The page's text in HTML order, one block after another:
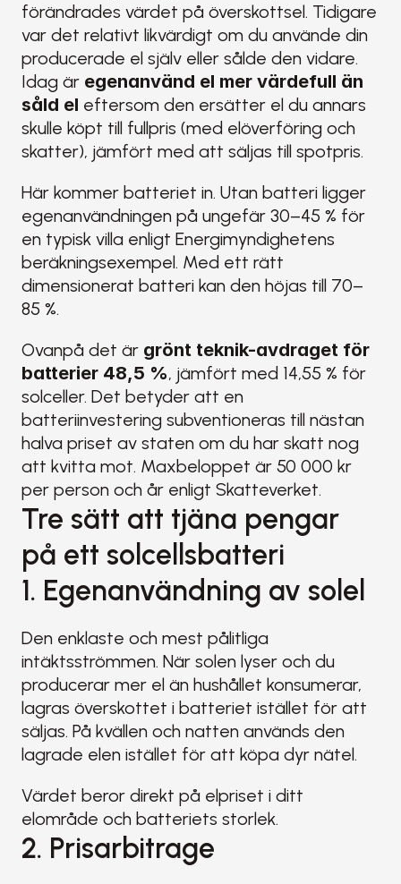
förändrades värdet på överskottsel. Tidigare
var det relativt likvärdigt om du använde din
producerade el själv eller sålde den vidare.
Idag är egenanvänd el mer värdefull än
såld el eftersom den ersätter el du annars
skulle köpt till fullpris (med elöverföring och
skatter), jämfört med att säljas till spotpris.
Här kommer batteriet in. Utan batteri ligger
egenanvändningen på ungefär 30–45 % för
en typisk villa enligt Energimyndighetens
beräkningsexempel. Med ett rätt
dimensionerat batteri kan den höjas till 70–
85 %.
Ovanpå det är grönt teknik-avdraget för
batterier 48,5 %, jämfört med 14,55 % för
solceller. Det betyder att en
batteriinvestering subventioneras till nästan
halva priset av staten om du har skatt nog
att kvitta mot. Maxbeloppet är 50 000 kr
per person och år enligt Skatteverket.
Tre sätt att tjäna pengar
på ett solcellsbatteri
1. Egenanvändning av solel
Den enklaste och mest pålitliga
intäktsströmmen. När solen lyser och du
producerar mer el än hushållet konsumerar,
lagras överskottet i batteriet istället för att
säljas. På kvällen och natten används den
lagrade elen istället för att köpa dyr nätel.
Värdet beror direkt på elpriset i ditt
elområde och batteriets storlek.
2. Prisarbitrage